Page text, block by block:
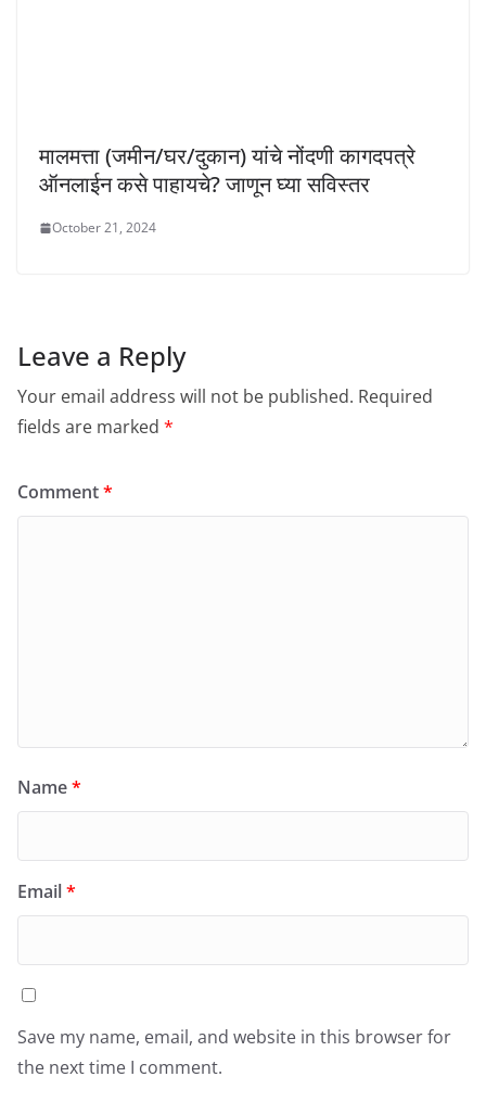
मालमत्ता (जमीन/घर/दुकान) यांचे नोंदणी कागदपत्रे
ऑनलाईन कसे पाहायचे? जाणून घ्या सविस्तर
October 21, 2024
Leave a Reply
Your email address will not be published. Required
fields are marked *
Comment*
Name*
Email*
Save my name, email, and website in this browser for
the next time I comment.